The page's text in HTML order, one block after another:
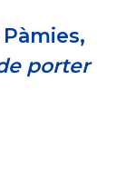
porter